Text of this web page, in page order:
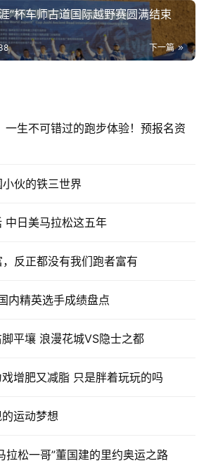
”杯车师古道国际越野赛圆满结束
下一篇
生不可错过的跑步体验！预报名资
伙的铁三世界
中日美马拉松这五年
反正都没有我们跑者富有
内精英选手成绩盘点
平壤 浪漫花城VS隐士之都
增肥又减脂 只是胖着玩玩的吗
运动梦想
拉松一哥”董国建的里约奥运之路